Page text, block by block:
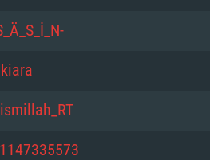
de banda larga.
GB
720p com
de banda larga.
GB
mais de 6 meses);
720p.
de banda larga.
GB